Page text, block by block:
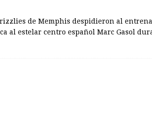
de Memphis despidieron al
al estelar centro español Marc Gasol